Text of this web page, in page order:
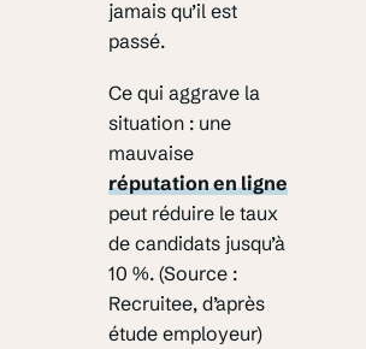
jamais qu’il est
passé.
Ce qui aggrave la
situation : une
mauvaise
réputation en ligne
peut réduire le taux
de candidats jusqu’à
10 %. (Source :
Recruitee, d’après
étude employeur)